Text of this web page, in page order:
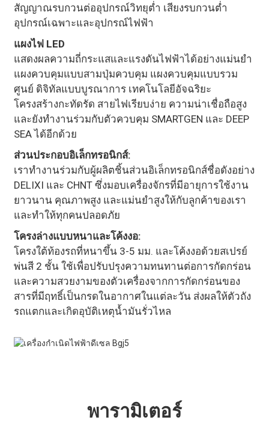
สัญญาณรบกวนต่ออุปกรณ์วิทยุต่ำ เสียงรบกวนต่ำ
อุปกรณ์เฉพาะและอุปกรณ์ไฟฟ้า
แผงไฟ LED
แสดงผลความถี่กระแสและแรงดันไฟฟ้าได้อย่างแม่นยำ
แผงควบคุมแบบสามปุ่มควบคุม แผงควบคุมแบบรวม
ศูนย์ ดิจิทัลแบบบูรณาการ เทคโนโลยีอัจฉริยะ
โครงสร้างกะทัดรัด สายไฟเรียบง่าย ความน่าเชื่อถือสูง
และยังทำงานร่วมกับตัวควบคุม SMARTGEN และ DEEP
SEA ได้อีกด้วย
ส่วนประกอบอิเล็กทรอนิกส์:
เราทำงานร่วมกับผู้ผลิตชิ้นส่วนอิเล็กทรอนิกส์ชื่อดังอย่าง
DELIXI และ CHNT ซึ่งมอบเครื่องจักรที่มีอายุการใช้งาน
ยาวนาน คุณภาพสูง และแม่นยำสูงให้กับลูกค้าของเรา
และทำให้ทุกคนปลอดภัย
โครงล่างแบบหนาและโค้งงอ:
โครงใต้ท้องรถที่หนาขึ้น 3-5 มม. และโค้งงอด้วยสเปรย์
พ่นสี 2 ชั้น ใช้เพื่อปรับปรุงความทนทานต่อการกัดกร่อน
และความสวยงามของตัวเครื่องจากการกัดกร่อนของ
สารที่มีฤทธิ์เป็นกรดในอากาศในแต่ละวัน ส่งผลให้ตัวถัง
รถแตกและเกิดอุบัติเหตุน้ำมันรั่วไหล
พารามิเตอร์